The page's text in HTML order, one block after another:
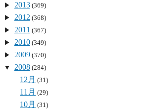
2013(369)
2012(368)
2011 (367)
2010(349)
2009(370)
2008(284)
12月 (31)
11月 (29)
10月 (31)